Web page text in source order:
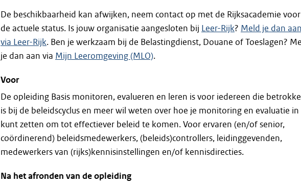
De beschikbaarheid kan afwijken, neem contact op met de Rijksacademie voor
de actuele status. Is jouw organisatie aangesloten bij Leer-Rijk? Meld je dan
via Leer-Rijk. Ben je werkzaam bij de Belastingdienst, Douane of Toeslagen?
je dan aan via Mijn Leeromgeving (MLO).
Voor
De opleiding Basis monitoren, evalueren en leren is voor iedereen die
is bij de beleidscyclus en meer wil weten over hoe je monitoring en evaluatie in
kunt zetten om tot effectiever beleid te komen. Voor ervaren (en/of senior,
coördinerend) beleidsmedewerkers, (beleids)controllers, leidinggevenden,
medewerkers van (rijks)kennisinstellingen en/of kennisdirecties.
Na het afronden van de opleiding